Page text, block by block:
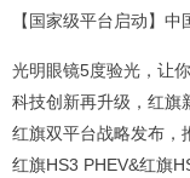
【国家级平台启动】
光明眼镜5度验光，让
科技创新再升级，红旗
红旗双平台战略发布，
红旗HS3 PHEV&红旗